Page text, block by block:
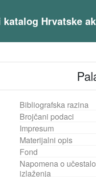
Hrvatske
Bibliografska razina
Brojčani podaci
Impresum
Materijalni opis
Fond
Napomena o
izlaženja